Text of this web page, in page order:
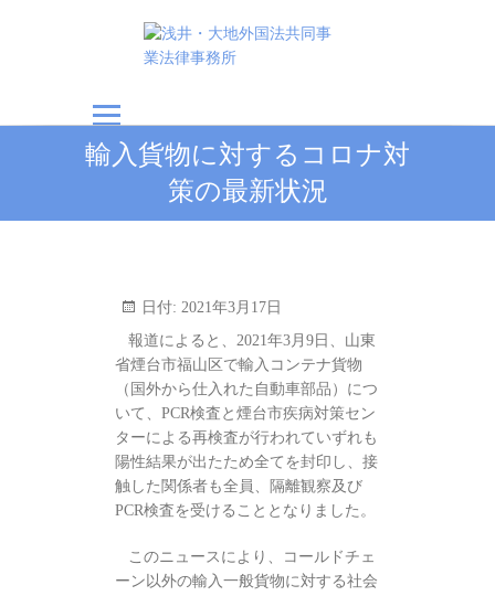
浅井・大地外国法共
同事業法律事務所
輸入貨物に対するコロナ対
策の最新状況
日付: 2021年3月17日
報道によると、2021年3月9日、山東
省煙台市福山区で輸入コンテナ貨物
（国外から仕入れた自動車部品）につ
いて、PCR検査と煙台市疾病対策セン
ターによる再検査が行われていずれも
陽性結果が出たため全てを封印し、接
触した関係者も全員、隔離観察及び
PCR検査を受けることとなりました。
このニュースにより、コールドチェ
ーン以外の輸入一般貨物に対する社会